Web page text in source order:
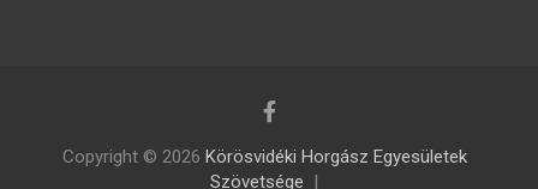
Copyright © 2026 Körösvidéki Horgász Egyesületek
Szövetsége